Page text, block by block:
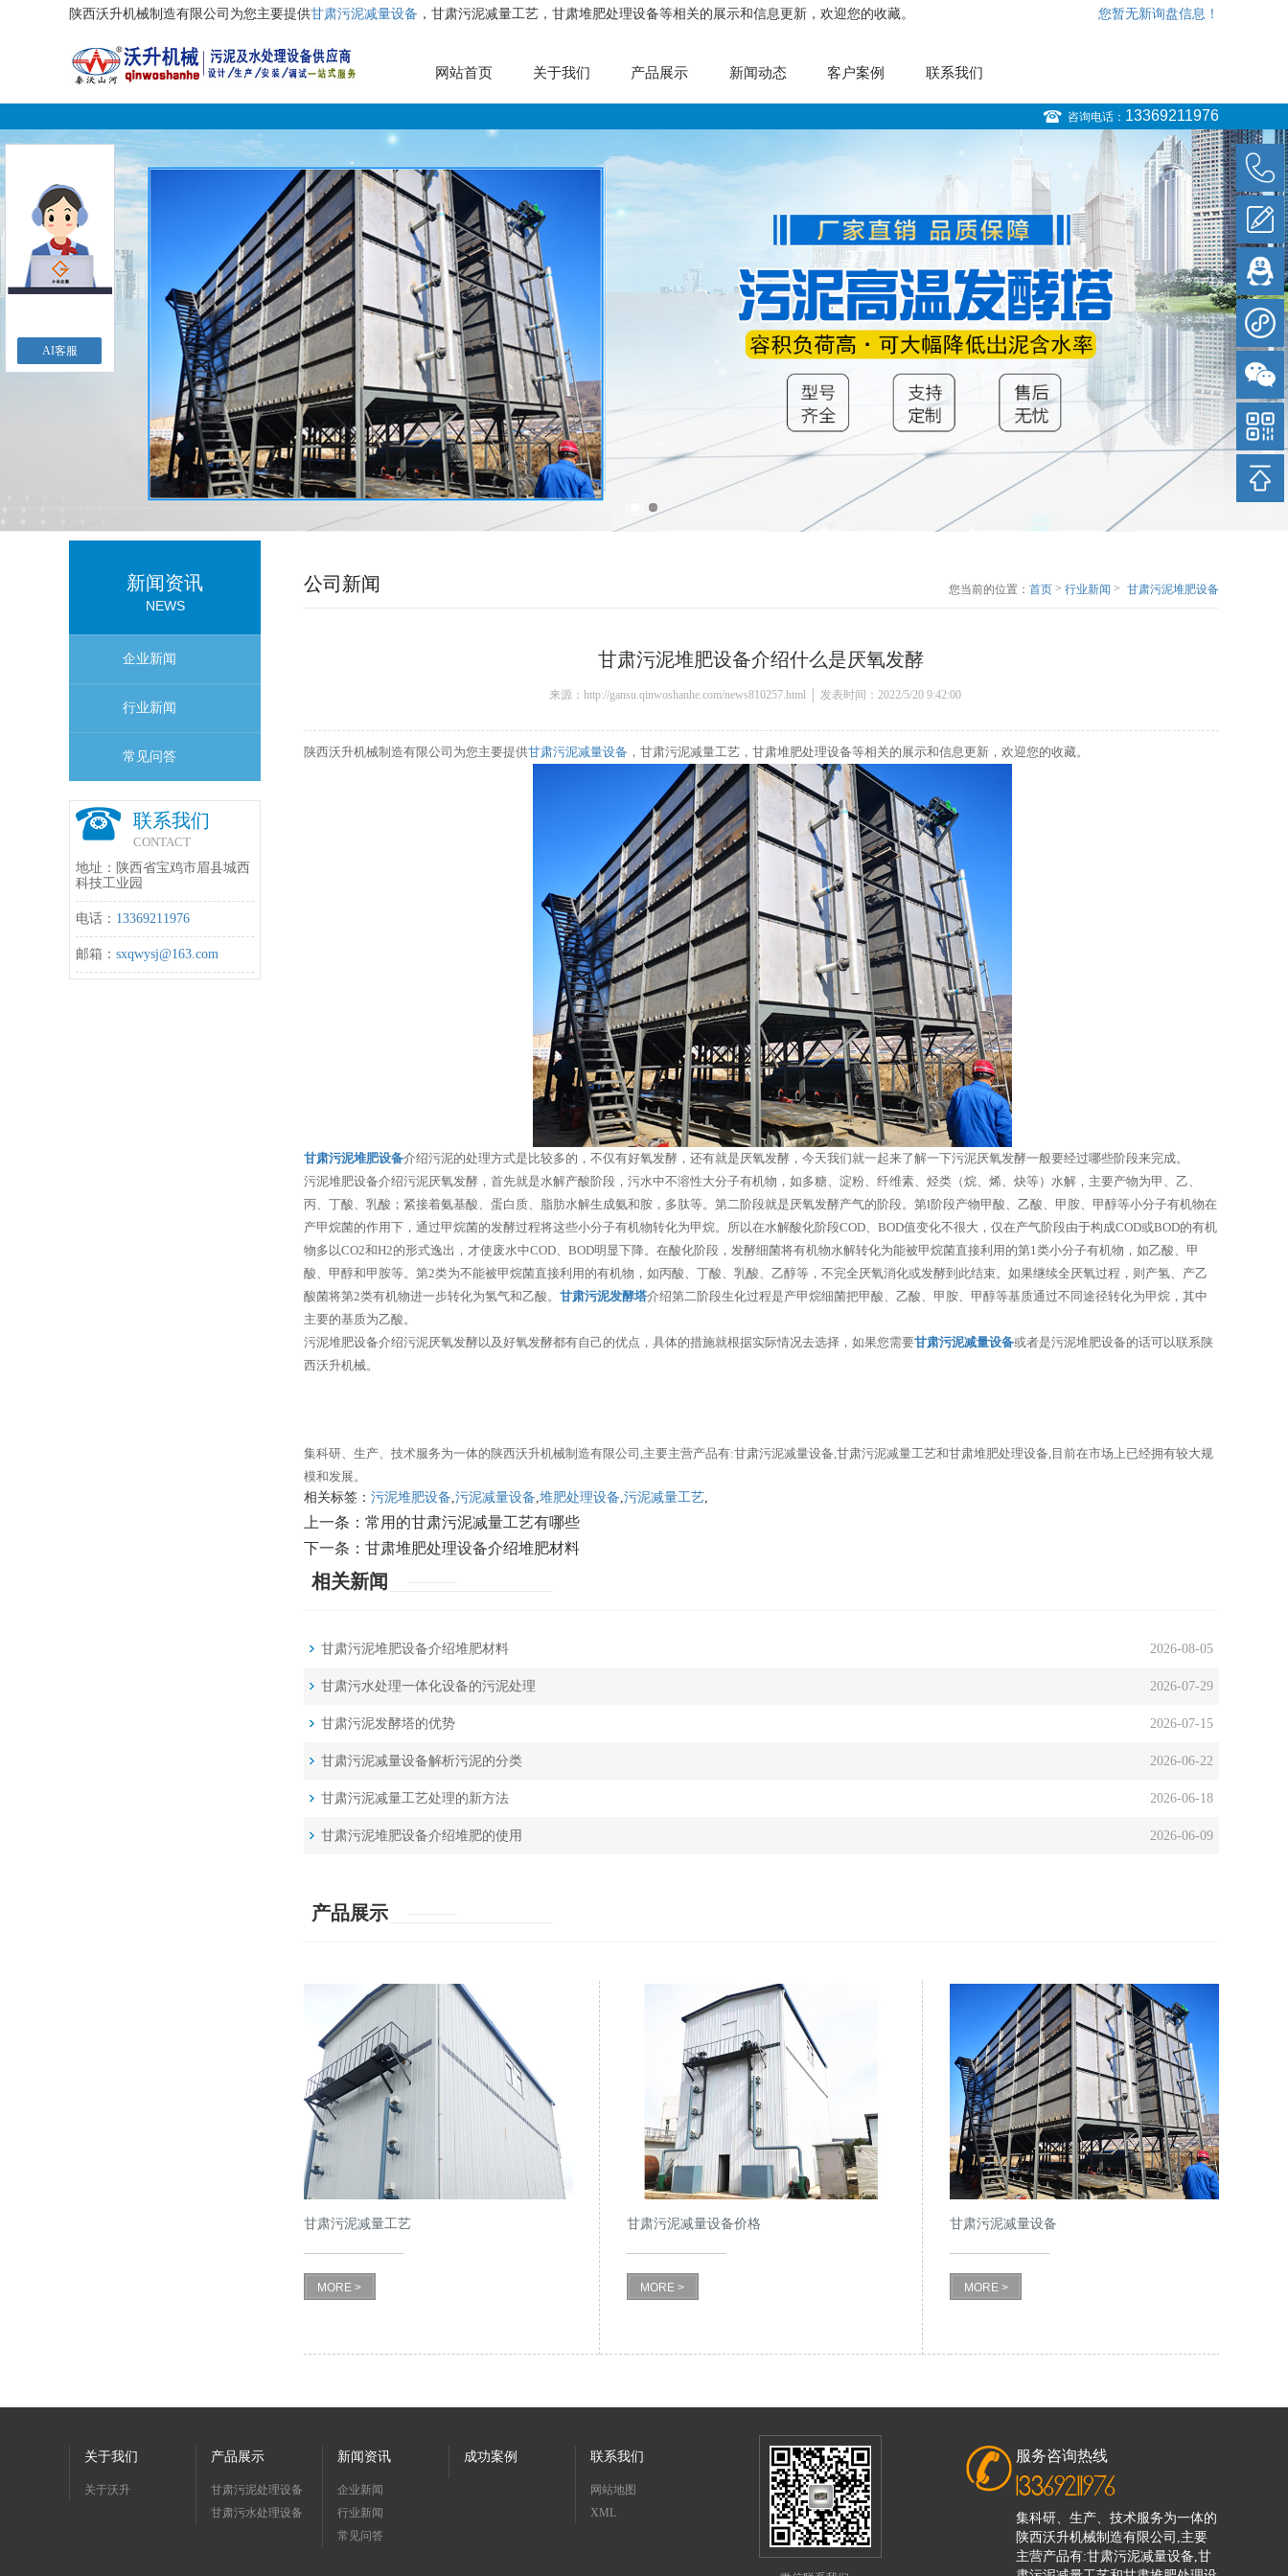
陕西沃升机械制造有限公司为您主要提供甘肃污泥减量设备 ，甘肃污泥减量工艺，甘肃堆肥处理设备等相关的展示和信息更新，欢迎您的收藏。 您暂无新询盘信息！
网站首页 关于我们 产品展示 新闻动态 客户案例 联系我们
咨询电话： 13369211976
新闻资讯
NEWS
企业新闻
行业新闻
常见问答
联系我们
CONTACT
地址：陕西省宝鸡市眉县城西
科技工业园
电话： 13369211976
邮箱： sxqwysj@163.com
公司新闻 您当前的位置： 首页 > 行业新闻 > 甘肃污泥堆肥设备
甘肃污泥堆肥设备介绍什么是厌氧发酵
来源：http://gansu.qinwoshanhe.com/news810257.html │ 发表时间：2022/5/20 9:42:00
陕西沃升机械制造有限公司为您主要提供甘肃污泥减量设备 ，甘肃污泥减量工艺，甘肃堆肥处理设备等相关的展示和信息更新，欢迎您的收藏。
甘肃污泥堆肥设备介绍污泥的处理方式是比较多的，不仅有好氧发酵，还有就是厌氧发酵，今天我们就一起来了解一下污泥厌氧发酵一般要经过哪些阶段来完成。
污泥堆肥设备介绍污泥厌氧发酵，首先就是水解产酸阶段，污水中不溶性大分子有机物，如多糖、淀粉、纤维素、烃类（烷、烯、炔等）水解，主要产物为甲、乙、
丙、丁酸、乳酸；紧接着氨基酸、蛋白质、脂肪水解生成氨和胺，多肽等。第二阶段就是厌氧发酵产气的阶段。第Ⅰ阶段产物甲酸、乙酸、甲胺、甲醇等小分子有机物在
产甲烷菌的作用下，通过甲烷菌的发酵过程将这些小分子有机物转化为甲烷。所以在水解酸化阶段COD、BOD值变化不很大，仅在产气阶段由于构成COD或BOD的有机
物多以CO2和H2的形式逸出，才使废水中COD、BOD明显下降。在酸化阶段，发酵细菌将有机物水解转化为能被甲烷菌直接利用的第1类小分子有机物，如乙酸、甲
酸、甲醇和甲胺等。第2类为不能被甲烷菌直接利用的有机物，如丙酸、丁酸、乳酸、乙醇等，不完全厌氧消化或发酵到此结束。如果继续全厌氧过程，则产氢、产乙
酸菌将第2类有机物进一步转化为氢气和乙酸。 甘肃污泥发酵塔介绍第二阶段生化过程是产甲烷细菌把甲酸、乙酸、甲胺、甲醇等基质通过不同途径转化为甲烷，其中
主要的基质为乙酸。
污泥堆肥设备介绍污泥厌氧发酵以及好氧发酵都有自己的优点，具体的措施就根据实际情况去选择，如果您需要甘肃污泥减量设备或者是污泥堆肥设备的话可以联系陕
西沃升机械。
集科研、生产、技术服务为一体的陕西沃升机械制造有限公司,主要主营产品有:甘肃污泥减量设备,甘肃污泥减量工艺和甘肃堆肥处理设备,目前在市场上已经拥有较大规
模和发展。
相关标签： 污泥堆肥设备,污泥减量设备,堆肥处理设备,污泥减量工艺,
上一条： 常用的甘肃污泥减量工艺有哪些
下一条： 甘肃堆肥处理设备介绍堆肥材料
相关新闻
甘肃污泥堆肥设备介绍堆肥材料 2026-08-05
甘肃污水处理一体化设备的污泥处理 2026-07-29
甘肃污泥发酵塔的优势 2026-07-15
甘肃污泥减量设备解析污泥的分类 2026-06-22
甘肃污泥减量工艺处理的新方法 2026-06-18
甘肃污泥堆肥设备介绍堆肥的使用 2026-06-09
产品展示
甘肃污泥减量工艺
MORE >
甘肃污泥减量设备价格
MORE >
甘肃污泥减量设备
MORE >
关于我们
关于沃升
产品展示
甘肃污泥处理设备
甘肃污水处理设备
新闻资讯
企业新闻
行业新闻
常见问答
成功案例 联系我们
网站地图
XML
服务咨询热线
13369211976
集科研、生产、技术服务为一体的
陕西沃升机械制造有限公司,主要
主营产品有:甘肃污泥减量设备,甘
AI客服